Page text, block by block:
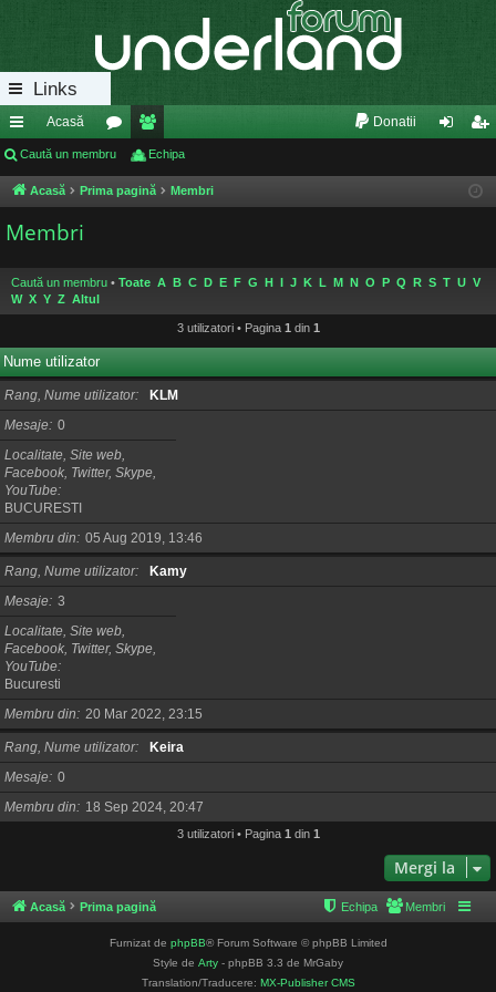
Links
eg
ăt
uri
pi
Acasă
or
u
e
m
Donatii
re
eg
re
Caută un membru Echipa
Acasă Prima pagină Membri
Membri
Caută un membru • Toate A B C D E F G H I J K L M N O P Q R S T U V
W X Y Z Altul
3 utilizatori • Pagina 1 din 1
Nume utilizator
Rang, Nume utilizator
KLM
Mesaje 0
Localitate, Site web,
Facebook, Twitter, Skype,
YouTube
BUCURESTI
Membru din
05 Aug 2019, 13:46
Rang, Nume utilizator
Kamy
Mesaje 3
Localitate, Site web,
Facebook, Twitter, Skype,
YouTube
Bucuresti
Membru din
20 Mar 2022, 23:15
Rang, Nume utilizator
Keira
Mesaje 0
Membru din
18 Sep 2024, 20:47
3 utilizatori • Pagina 1 din 1
Mergi la
Acasă Prima pagină Membri
Echipa
Furnizat de phpBB® Forum Software © phpBB Limited
Style de Arty - phpBB 3.3 de MrGaby
Translation/Traducere: MX-Publisher CMS